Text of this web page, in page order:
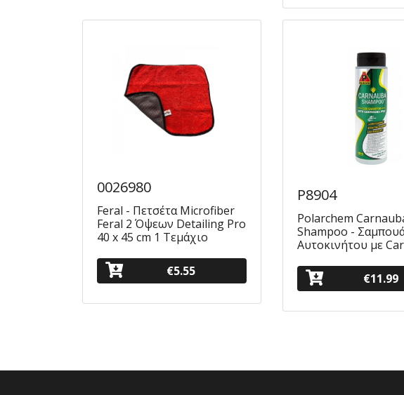
0026980
Feral - Πετσέτα Μicrofiber
Feral 2 Όψεων Detailing Pro
40 x 45 cm 1 Τεμάχιο
€5.55
P8904
Polarchem
Shampoo -
Αυτοκινήτου με
€11.99